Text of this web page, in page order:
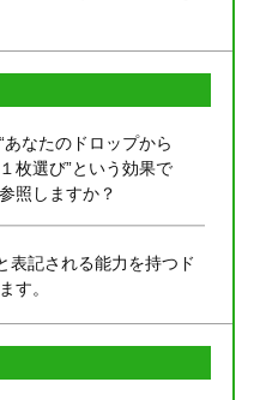
なたのドロップから
枚選び”という効果で
照しますか？
表記される能力を持つド
す。